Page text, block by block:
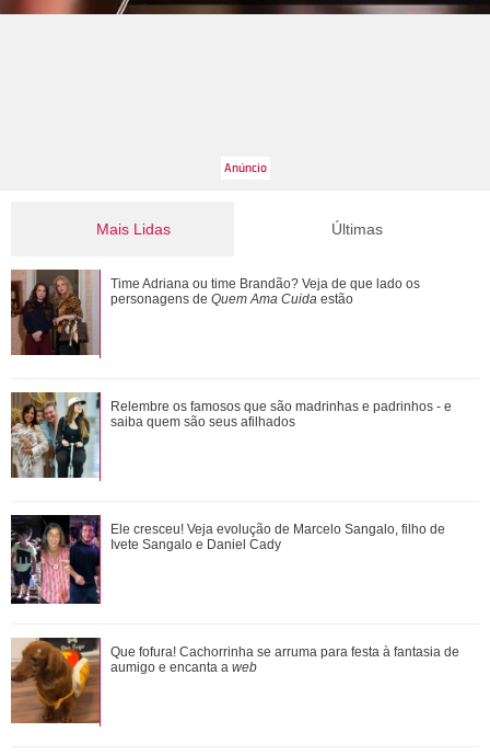
Mais Lidas
Juliette Freire fala sobre prova de vestido perto da data do
casamento: Foi lindo
Além de Giovanna Ewbank... Relembre os amores de Bruno
Gagliasso
Agrado e Eduarda são prejudicadas pela proximidade com
João Raul. Saiba o que vai acontece...
Durante uma conversa com Filiz sobre o ex-marido de
Irmak, Kivanç acaba revelando que Irmak ...
Últimas
Time Adriana ou time Brandão? Veja de que lado os
personagens de Quem Ama Cuida estão
Relembre os famosos que são madrinhas e padrinhos - e
saiba quem são seus afilhados
Ele cresceu! Veja evolução de Marcelo Sangalo, filho de
Ivete Sangalo e Daniel Cady
Que fofura! Cachorrinha se arruma para festa à fantasia de
aumigo e encanta a web